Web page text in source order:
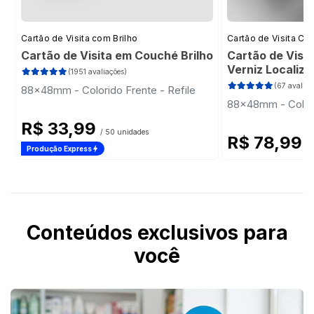
Cartão de Visita com Brilho
Cartão de Visita em Couché Brilho
(1951 avaliações)
88x48mm - Colorido Frente - Refile
R$ 33,99 / 50 unidades
Produção Express
Cartão de Visita
Cartão de
Verniz
(67
88x48mm -
R$ 78,99
Conteúdos exclusivos para
você